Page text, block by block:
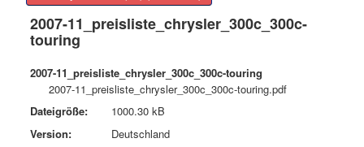
2007-11_preisliste_chrysler_300c_300c-
touring
2007-11_preisliste_chrysler_300c_300c-touring
2007-11_preisliste_chrysler_300c_300c-touring.pdf
Dateigröße:
1000.30 kB
Version:
Deutschland